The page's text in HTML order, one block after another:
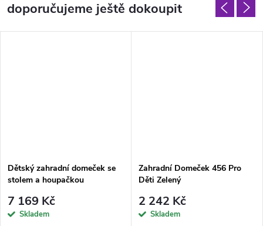
doporučujeme ještě dokoupit
Dětský zahradní domeček se
stolem a houpačkou
7 169 Kč
Skladem
Zahradní Domeček 456 Pro
Děti Zelený
2 242 Kč
Skladem